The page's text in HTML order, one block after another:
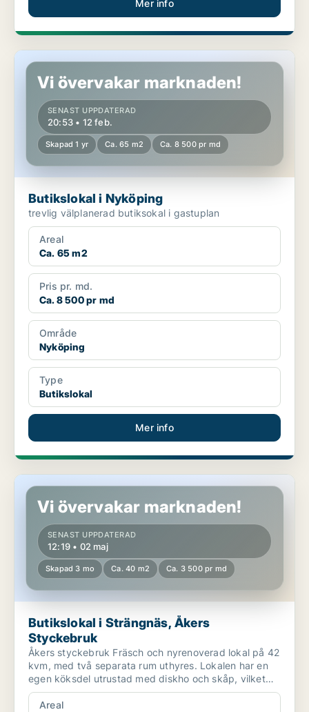
Mer info
Butikslokal i Nyköping
Vi övervakar marknaden!
SENAST UPPDATERAD
20:53 • 12 feb.
Skapad 1 yr Ca. 65 m2 Ca. 8 500 pr md
Butikslokal i Nyköping
trevlig välplanerad butiksokal i gastuplan
Areal
Ca. 65 m2
Pris pr. md.
Ca. 8 500 pr md
Område
Nyköping
Type
Butikslokal
Mer info
Butikslokal i Strängnäs, Åkers Styckebruk
Vi övervakar marknaden!
SENAST UPPDATERAD
12:19 • 02 maj
Skapad 3 mo Ca. 40 m2 Ca. 3 500 pr md
Butikslokal i Strängnäs, Åkers
Styckebruk
Åkers styckebruk Fräsch och nyrenoverad lokal på 42
kvm, med två separata rum uthyres. Lokalen har en
egen köksdel utrustad med diskho och skåp, vilket
g...
Areal